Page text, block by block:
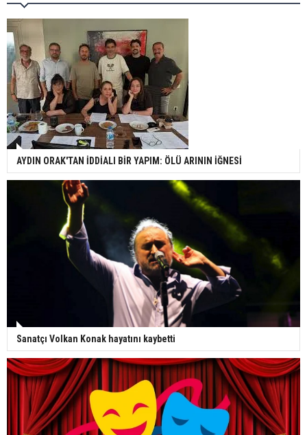
AYDIN ORAK'TAN İDDİALI BİR YAPIM: ÖLÜ ARININ İĞNESİ
Sanatçı Volkan Konak hayatını kaybetti